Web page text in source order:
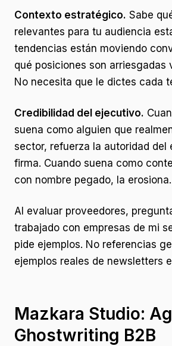
Contexto estratégico. Sabe
relevantes para tu audiencia
tendencias están moviendo
qué posiciones son arriesgadas
No necesita que le dictes cada
Credibilidad del ejecutivo.
suena como alguien que
sector, refuerza la autoridad del
firma. Cuando suena como
con nombre pegado, la erosiona.
Al evaluar proveedores,
trabajado con empresas de mi
pide ejemplos. No referencias
ejemplos reales de newsletters
Mazkara Studio:
Ghostwriting B2B